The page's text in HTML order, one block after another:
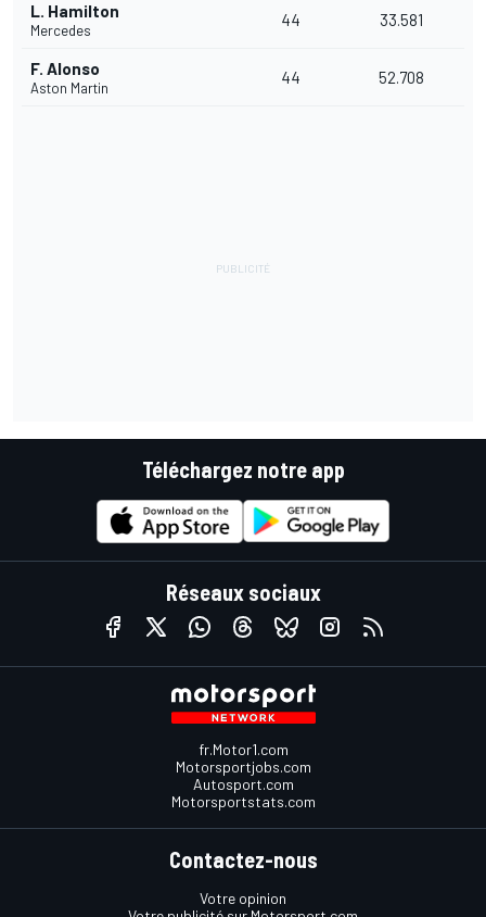
L. Hamilton
Mercedes
44 33.581
F. Alonso
Aston Martin
44 52.708
Téléchargez notre app
Réseaux sociaux
fr.Motor1.com
Motorsportjobs.com
Autosport.com
Motorsportstats.com
Contactez-nous
Votre opinion